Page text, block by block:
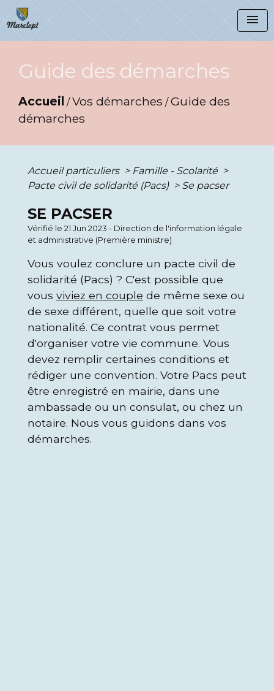
menu
Guide des démarches
Accueil /Vos démarches /Guide des
démarches
Accueil particuliers > Famille - Scolarité >
Pacte civil de solidarité (Pacs) > Se pacser
SE PACSER
Vérifié le 21 Jun 2023 - Direction de l'information légale
et administrative (Première ministre)
Vous voulez conclure un pacte civil de
solidarité (Pacs) ? C'est possible que
vous viviez en couple de même sexe ou
de sexe différent, quelle que soit votre
nationalité. Ce contrat vous permet
d'organiser votre vie commune. Vous
devez remplir certaines conditions et
rédiger une convention. Votre Pacs peut
être enregistré en mairie, dans une
ambassade ou un consulat, ou chez un
notaire. Nous vous guidons dans vos
démarches.